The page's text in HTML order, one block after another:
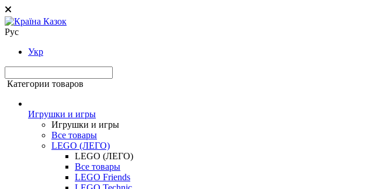
Рус
Укр
Категории товаров
Игрушки и игры
Игрушки и игры
Все товары
LEGO (ЛЕГО)
LEGO (ЛЕГО)
Все товары
LEGO Friends